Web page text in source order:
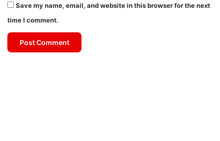
Save my name, email, and website in this browser for the next
time I comment.